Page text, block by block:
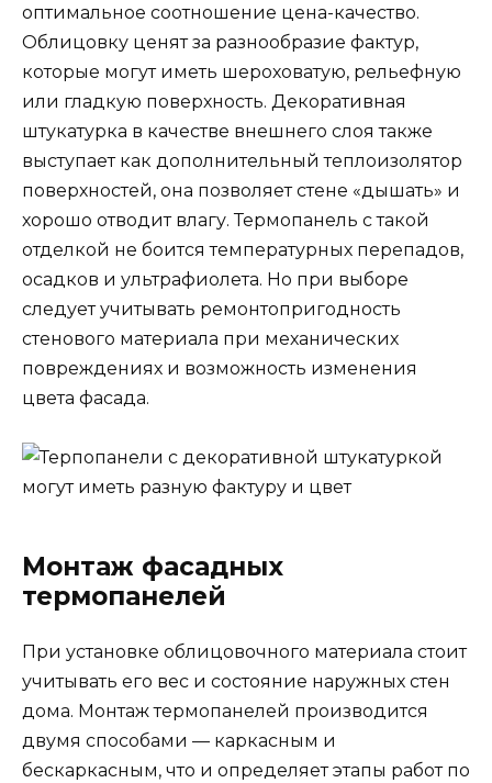
оптимальное соотношение цена-качество.
Облицовку ценят за разнообразие фактур,
которые могут иметь шероховатую, рельефную
или гладкую поверхность. Декоративная
штукатурка в качестве внешнего слоя также
выступает как дополнительный теплоизолятор
поверхностей, она позволяет стене «дышать» и
хорошо отводит влагу. Термопанель с такой
отделкой не боится температурных перепадов,
осадков и ультрафиолета. Но при выборе
следует учитывать ремонтопригодность
стенового материала при механических
повреждениях и возможность изменения
цвета фасада.
Монтаж фасадных
термопанелей
При установке облицовочного материала стоит
учитывать его вес и состояние наружных стен
дома. Монтаж термопанелей производится
двумя способами — каркасным и
бескаркасным, что и определяет этапы работ по